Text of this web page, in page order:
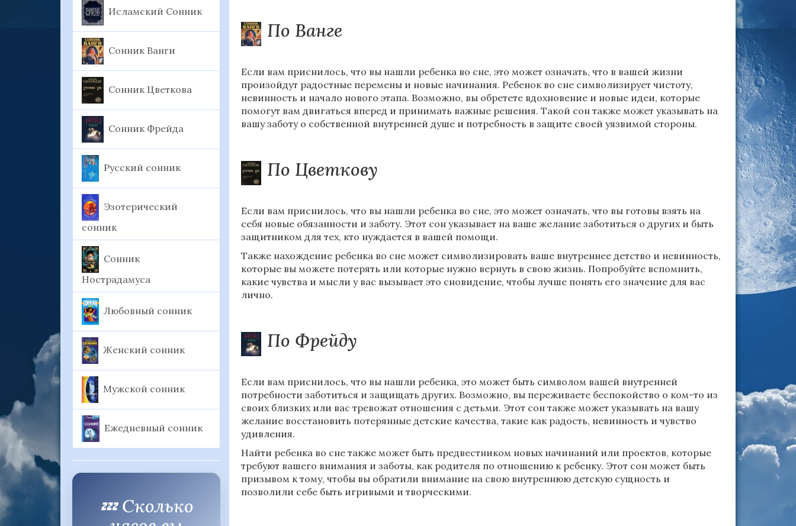
Исламский Сонник
Сонник Ванги
Сонник Цветкова
Сонник Фрейда
Русский сонник
Эзотерический
сонник
Сонник
Нострадамуса
Любовный сонник
Женский сонник
Мужской сонник
Ежедневный сонник
💤 Сколько
По Ванге
Если вам приснилось, что вы нашли ребенка во сне, это может означать, что в вашей жизни
произойдут радостные перемены и новые начинания. Ребенок во сне символизирует чистоту,
невинность и начало нового этапа. Возможно, вы обретете вдохновение и новые идеи, которые
помогут вам двигаться вперед и принимать важные решения. Такой сон также может указывать на
вашу заботу о собственной внутренней душе и потребность в защите своей уязвимой стороны.
По Цветкову
Если вам приснилось, что вы нашли ребенка во сне, это может означать, что вы готовы взять на
себя новые обязанности и заботу. Этот сон указывает на ваше желание заботиться о других и быть
защитником для тех, кто нуждается в вашей помощи.
Также нахождение ребенка во сне может символизировать ваше внутреннее детство и невинность,
которые вы можете потерять или которые нужно вернуть в свою жизнь. Попробуйте вспомнить,
какие чувства и мысли у вас вызывает это сновидение, чтобы лучше понять его значение для вас
лично.
По Фрейду
Если вам приснилось, что вы нашли ребенка, это может быть символом вашей внутренней
потребности заботиться и защищать других. Возможно, вы переживаете беспокойство о ком-то из
своих близких или вас тревожат отношения с детьми. Этот сон также может указывать на вашу
желание восстановить потерянные детские качества, такие как радость, невинность и чувство
удивления.
Найти ребенка во сне также может быть предвестником новых начинаний или проектов, которые
требуют вашего внимания и заботы, как родителя по отношению к ребенку. Этот сон может быть
призывом к тому, чтобы вы обратили внимание на свою внутреннюю детскую сущность и
позволили себе быть игривыми и творческими.